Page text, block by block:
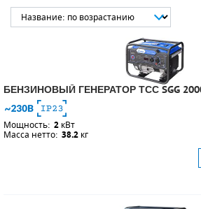
БЕНЗИНОВЫЙ ГЕНЕРАТОР ТСС SGG
Мощность: 2 кВт
Масса нетто: 38.2 кг